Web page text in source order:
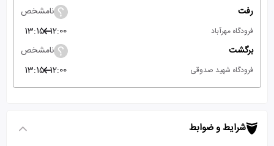
رفت نامشخص
فرودگاه مهرآباد 12:00
13:15
برگشت
نامشخص
فرودگاه شهید صدوقی 12:00
13:15
شرایط و ضوابط